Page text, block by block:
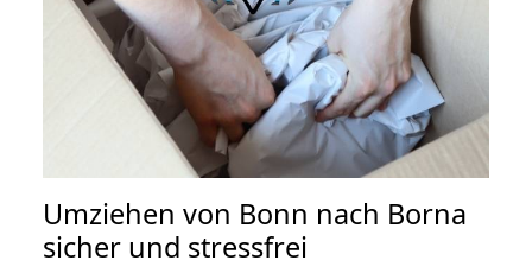
Umziehen von Bonn nach Borna
sicher und stressfrei